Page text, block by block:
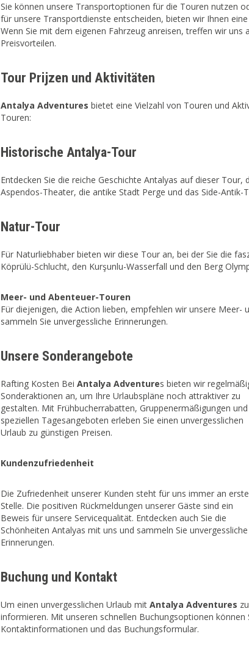
Sie können unsere Transportoptionen für die Touren nutzen
für unsere Transportdienste entscheiden, bieten wir Ihnen
Wenn Sie mit dem eigenen Fahrzeug anreisen, treffen wir
Preisvorteilen.
Tour Prijzen und Aktivitäten
Antalya Adventures bietet eine Vielzahl von Touren und
Touren:
Historische Antalya-Tour
Entdecken Sie die reiche Geschichte Antalyas auf dieser
Aspendos-Theater, die antike Stadt Perge und das Side-Antik-
Natur-Tour
Für Naturliebhaber bieten wir diese Tour an, bei der Sie die
Köprülü-Schlucht, den Kurşunlu-Wasserfall und den Berg
Meer- und Abenteuer-Touren
Für diejenigen, die Action lieben, empfehlen wir unsere
sammeln Sie unvergessliche Erinnerungen.
Unsere Sonderangebote
Rafting Kosten Bei Antalya Adventures bieten wir
Sonderaktionen an, um Ihre Urlaubspläne noch attraktiver zu
gestalten. Mit Frühbucherrabatten, Gruppenermäßigungen und
speziellen Tagesangeboten erleben Sie einen unvergesslichen
Urlaub zu günstigen Preisen.
Kundenzufriedenheit
Die Zufriedenheit unserer Kunden steht für uns immer an
Stelle. Die positiven Rückmeldungen unserer Gäste sind ein
Beweis für unsere Servicequalität. Entdecken auch Sie die
Schönheiten Antalyas mit uns und sammeln Sie unvergessliche
Erinnerungen.
Buchung und Kontakt
Um einen unvergesslichen Urlaub mit Antalya Adventures
informieren. Mit unseren schnellen Buchungsoptionen
Kontaktinformationen und das Buchungsformular.